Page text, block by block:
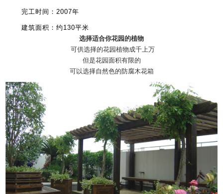
完工时间：2007年
建筑面积：约 130平米
选择适合你花园的植物
可供选择的花园植物成千上万
但是花园面积有限的
可以选择自然色的防腐木花箱